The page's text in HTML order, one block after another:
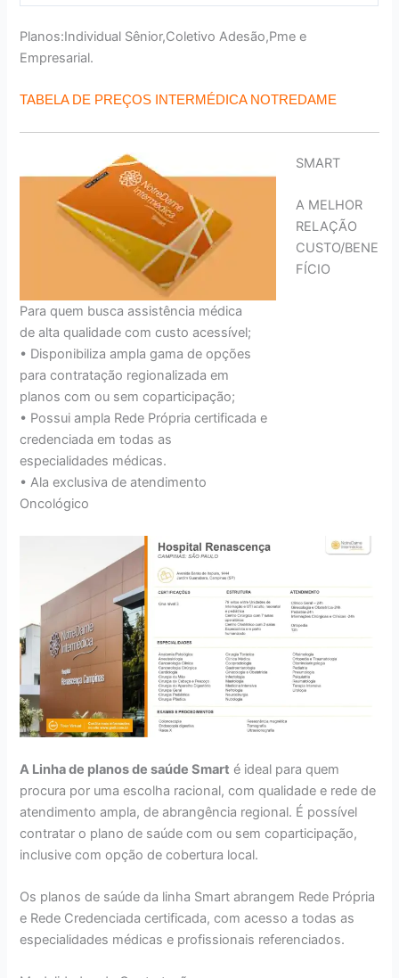
Planos:Individual Sênior,Coletivo Adesão,Pme e
Empresarial.
TABELA DE PREÇOS INTERMÉDICA NOTREDAME
SMART
A MELHOR
RELAÇÃO
CUSTO/BENE
FÍCIO
Para quem busca assistência médica
de alta qualidade com custo acessível;
• Disponibiliza ampla gama de opções
para contratação regionalizada em
planos com ou sem coparticipação;
• Possui ampla Rede Própria certificada e
credenciada em todas as
especialidades médicas.
• Ala exclusiva de atendimento
Oncológico
A Linha de planos de saúde Smart é ideal para quem
procura por uma escolha racional, com qualidade e rede de
atendimento ampla, de abrangência regional. É possível
contratar o plano de saúde com ou sem coparticipação,
inclusive com opção de cobertura local.
Os planos de saúde da linha Smart abrangem Rede Própria
e Rede Credenciada certificada, com acesso a todas as
especialidades médicas e profissionais referenciados.